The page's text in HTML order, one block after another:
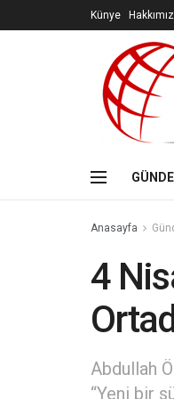
Künye
Anasayfa
4
Abdullah
“Yeni bir